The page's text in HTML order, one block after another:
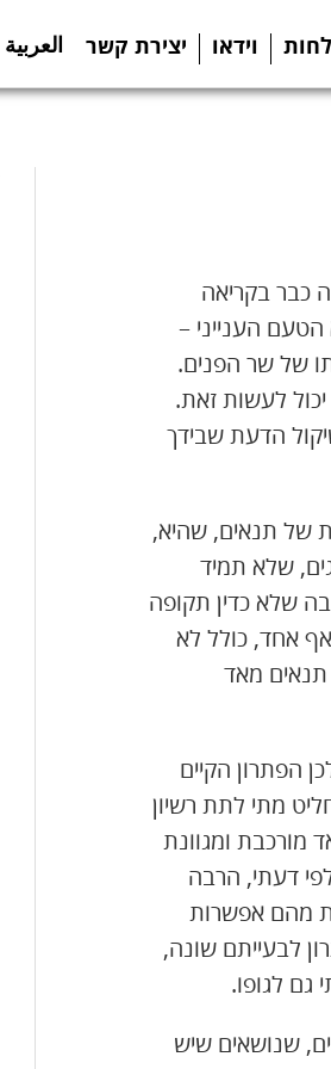
וידאו יצירת קשר العربية
כבר בקריאה
הענייני –
של שר הפנים.
לעשות זאת.
הדעת שבידך
של תנאים, שהיא,
שלא תמיד
שלא כדין תקופה
אחד, כולל לא
תנאים מאד
הפתרון הקיים
מתי לתת רשיון
מורכבת ומגוונת
דעתי, הרבה
מהם אפשרות
לבעייתם שונה,
גם לגופו.
שנושאים שיש